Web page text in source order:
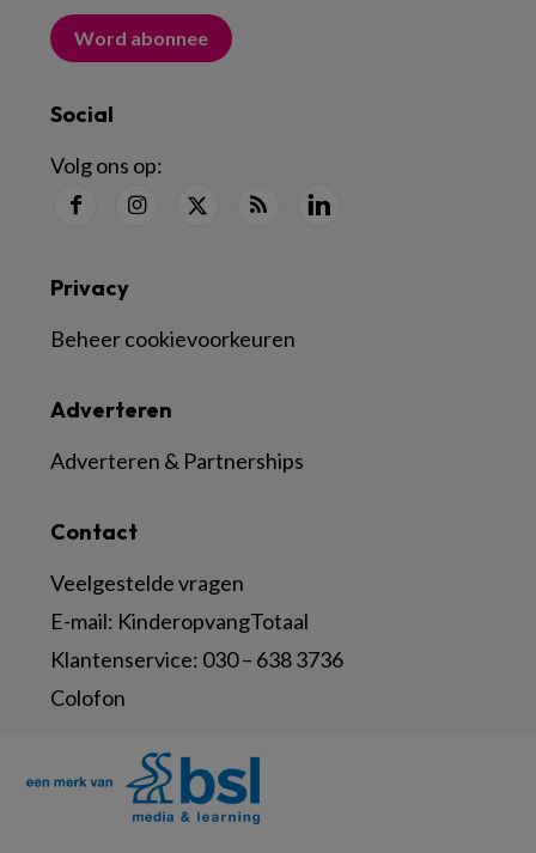
Word abonnee
Social
Volg ons op:
Contact
Veelgestelde vragen
E-mail: KinderopvangTotaal
Klantenservice: 030 – 638 3736
Colofon
Adverteren
Adverteren & Partnerships
Privacy
Beheer cookievoorkeuren